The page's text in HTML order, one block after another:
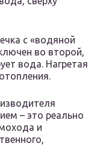
с «водяной
во второй,
вода. Нагретая
– это реально
и